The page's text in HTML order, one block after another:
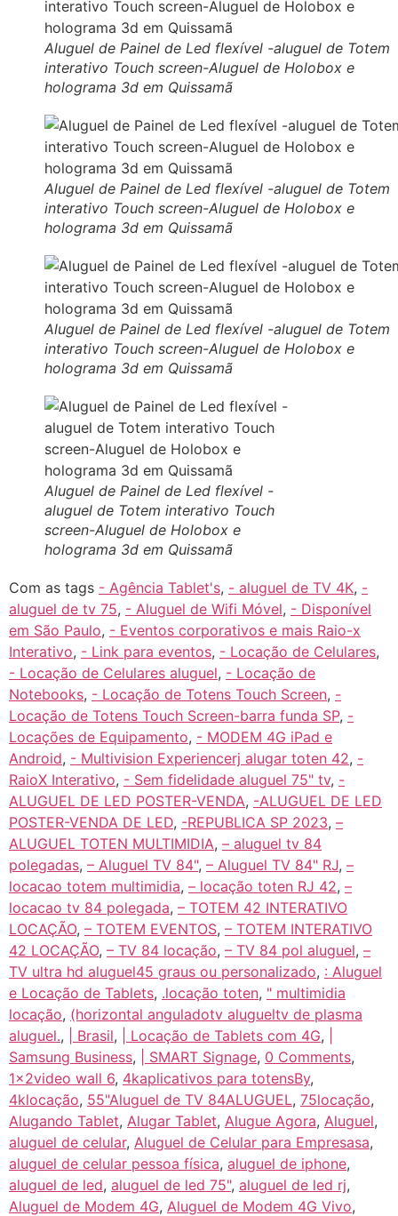
Aluguel de Painel de Led flexível -aluguel de Totem
interativo Touch screen-Aluguel de Holobox e
holograma 3d em Quissamã
Aluguel de Painel de Led flexível -aluguel de Totem
interativo Touch screen-Aluguel de Holobox e
holograma 3d em Quissamã
Aluguel de Painel de Led flexível -aluguel de Totem
interativo Touch screen-Aluguel de Holobox e
holograma 3d em Quissamã
Aluguel de Painel de Led flexível -
aluguel de Totem interativo Touch
screen-Aluguel de Holobox e
holograma 3d em Quissamã
Com as tags - Agência Tablet's, - aluguel de TV 4K, -
aluguel de tv 75, - Aluguel de Wifi Móvel, - Disponível
em São Paulo, - Eventos corporativos e mais Raio-x
Interativo, - Link para eventos, - Locação de Celulares,
- Locação de Celulares aluguel, - Locação de
Notebooks, - Locação de Totens Touch Screen, -
Locação de Totens Touch Screen-barra funda SP, -
Locações de Equipamento, - MODEM 4G iPad e
Android, - Multivision Experiencerj alugar toten 42, -
RaioX Interativo, - Sem fidelidade aluguel 75" tv, -
ALUGUEL DE LED POSTER-VENDA, -ALUGUEL DE LED
POSTER-VENDA DE LED, -REPUBLICA SP 2023, –
ALUGUEL TOTEN MULTIMIDIA, – aluguel tv 84
polegadas, – Aluguel TV 84", – Aluguel TV 84" RJ, –
locacao totem multimidia, – locação toten RJ 42, –
locacao tv 84 polegada, – TOTEM 42 INTERATIVO
LOCAÇÃO, – TOTEM EVENTOS, – TOTEM INTERATIVO
42 LOCAÇÃO, – TV 84 locação, – TV 84 pol aluguel, –
TV ultra hd aluguel45 graus ou personalizado, : Aluguel
e Locação de Tablets, .locação toten, " multimidia
locação, (horizontal anguladotv alugueltv de plasma
aluguel., | Brasil, | Locação de Tablets com 4G,
Samsung Business, | SMART Signage, 0 Comments,
1x2video wall 6, 4kaplicativos para totensBy,
4klocação, 55"Aluguel de TV 84ALUGUEL, 75locação,
Alugando Tablet, Alugar Tablet, Alugue Agora, Aluguel,
aluguel de celular, Aluguel de Celular para Empresasa,
aluguel de celular pessoa física, aluguel de iphone,
aluguel de led, aluguel de led 75", aluguel de led rj,
Aluguel de Modem 4G, Aluguel de Modem 4G Vivo,